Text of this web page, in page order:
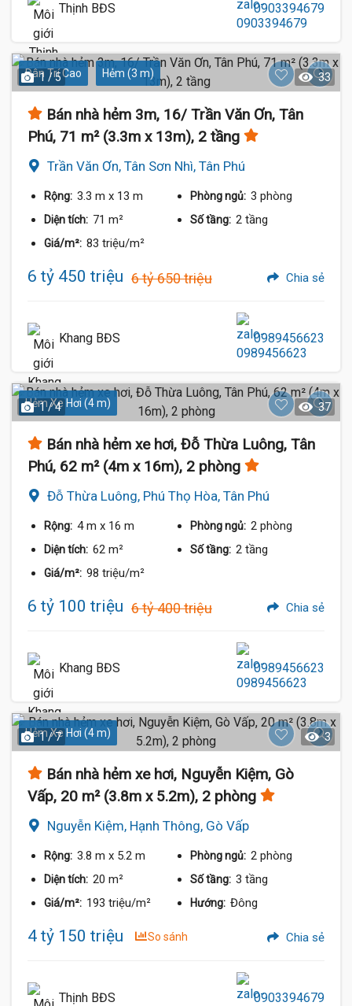
Thịnh BĐS 0903394679
Dân Trí Cao Hẻm (3 m)
1 / 5 33
Bán nhà hẻm 3m, 16/ Trần Văn Ơn, Tân
Phú, 71 m² (3.3m x 13m), 2 tầng
Trần Văn Ơn, Tân Sơn Nhì, Tân Phú
Rộng: 3.3 m x 13 m Phòng ngủ: 3 phòng
Diện tích: 71 m² Số tầng: 2 tầng
Giá/m²: 83 triệu/m²
6 tỷ 450 triệu 6 tỷ 650 triệu Chia sẻ
Khang BĐS 0989456623
Hẻm Xe Hơi (4 m)
1 / 4 37
Bán nhà hẻm xe hơi, Đỗ Thừa Luông, Tân
Phú, 62 m² (4m x 16m), 2 phòng
Đỗ Thừa Luông, Phú Thọ Hòa, Tân Phú
Rộng: 4 m x 16 m Phòng ngủ: 2 phòng
Diện tích: 62 m² Số tầng: 2 tầng
Giá/m²: 98 triệu/m²
6 tỷ 100 triệu 6 tỷ 400 triệu Chia sẻ
Khang BĐS 0989456623
Hẻm Xe Hơi (4 m)
1 / 7 3
Bán nhà hẻm xe hơi, Nguyễn Kiệm, Gò
Vấp, 20 m² (3.8m x 5.2m), 2 phòng
Nguyễn Kiệm, Hạnh Thông, Gò Vấp
Rộng: 3.8 m x 5.2 m Phòng ngủ: 2 phòng
Diện tích: 20 m² Số tầng: 3 tầng
Giá/m²: 193 triệu/m² Hướng: Đông
4 tỷ 150 triệu So sánh Chia sẻ
Thịnh BĐS 0903394679